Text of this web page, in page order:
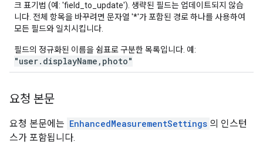
크 표기법 (예: 'field_to_update'). 생략된 필드는 업데이트되지 않습
니다. 전체 항목을 바꾸려면 문자열 '*'가 포함된 경로 하나를 사용하여
모든 필드와 일치시킵니다.
필드의 정규화된 이름을 쉼표로 구분한 목록입니다. 예:
"user.displayName,photo"
요청 본문
요청 본문에는 EnhancedMeasurementSettings 의 인스턴
스가 포함됩니다.